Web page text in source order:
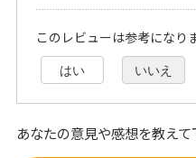
このレビューは参考になり
はい いいえ
あなたの意見や感想を教えて